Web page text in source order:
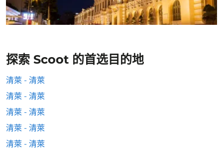
探索 Scoot 的首选目的地
清萊 - 清萊
清萊 - 清萊
清萊 - 清萊
清萊 - 清萊
清萊 - 清萊